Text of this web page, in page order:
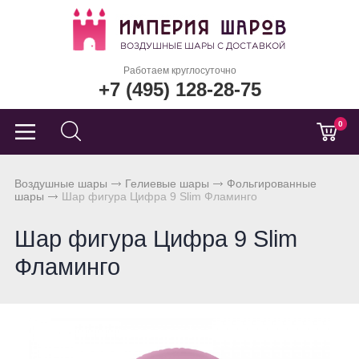
Работаем круглосуточно
+7 (495) 128-28-75
0
Воздушные шары Гелиевые шары
Фольгированные
шары
Шар фигура Цифра 9 Slim Фламинго
Шар фигура Цифра 9 Slim
Фламинго